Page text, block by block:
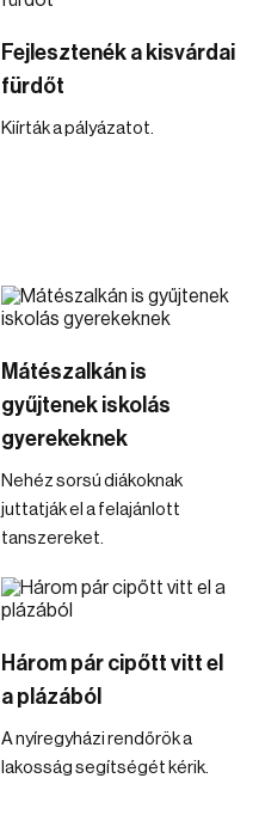
Fejlesztenék a kisvárdai
fürdőt
Kiírták a pályázatot.
Mátészalkán is
gyűjtenek iskolás
gyerekeknek
Nehéz sorsú diákoknak
juttatják el a felajánlott
tanszereket.
Három pár cipőtt vitt el
a plázából
A nyíregyházi rendőrök a
lakosság segítségét kérik.